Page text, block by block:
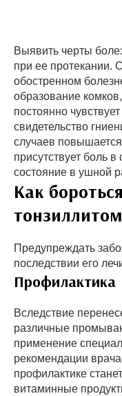
Выявить черты
при ее протекании.
обостренном
образование
постоянно
свидетельство
случаев
присутствует боль
состояние в ушной
Как
тонзиллитом
Предупреждать
последствии его
Профилактика
Вследствие
различные
применение
рекомендации
профилактике
витаминные